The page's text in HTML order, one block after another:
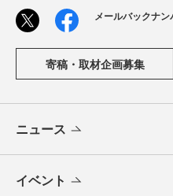
メールバックナン
寄稿・取材企画募集
ニュース
イベント